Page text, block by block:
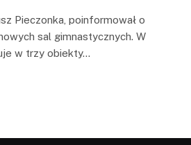
Pieczonka, poinformował o
sal gimnastycznych. W
w trzy obiekty…